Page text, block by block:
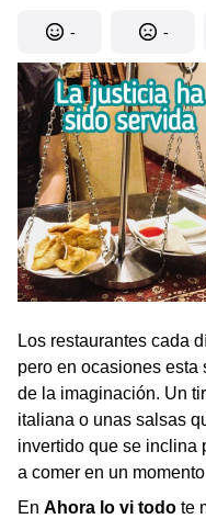
- -
Los restaurantes cada
pero en ocasiones
de la imaginación. Un
italiana o unas salsas
invertido que se inclina
a comer en un
En Ahora lo vi todo te